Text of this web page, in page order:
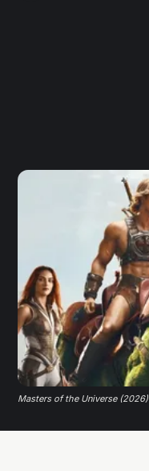
Masters of the Universe (2026)